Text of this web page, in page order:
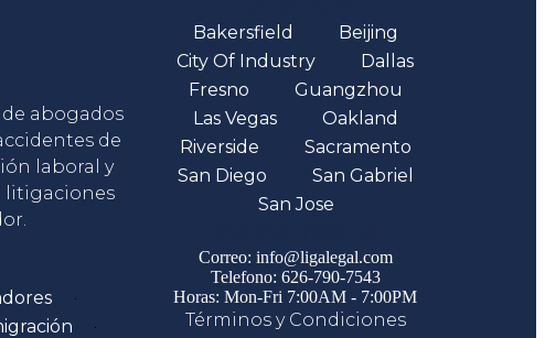
abogados
de
laboral y
litigaciones
Bakersfield
Beijing
City Of Industry
Dallas
Fresno
Guangzhou
Las Vegas
Oakland
Riverside
Sacramento
San Diego
San Gabriel
San Jose
Correo: info@ligalegal.com
Telefono: 626-790-7543
Horas: Mon-Fri 7:00AM - 7:00PM
Términos y Condiciones